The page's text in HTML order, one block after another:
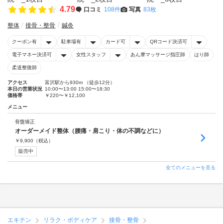
4.79 口コミ 108件 写真 83枚
整体 接骨・整骨 鍼灸
クーポン有 駐車場有 カード可 QRコード決済可
電子マネー決済可 女性スタッフ あん摩マッサージ指圧師 はり師
柔道整復師
アクセス
富沢駅から930m （徒歩12分）
本日の営業状況 10:00〜13:00 15:00〜18:30
価格帯
￥220〜￥12,100
メニュー
骨盤矯正
オーダーメイド整体（腰痛・肩こり・体の不調などに）
￥9,900 （税込）
販売中
全てのメニューを見る
エキテン リラク・ボディケア
接骨・整骨